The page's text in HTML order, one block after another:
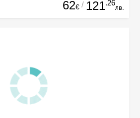
62€ / 121.26
лв.